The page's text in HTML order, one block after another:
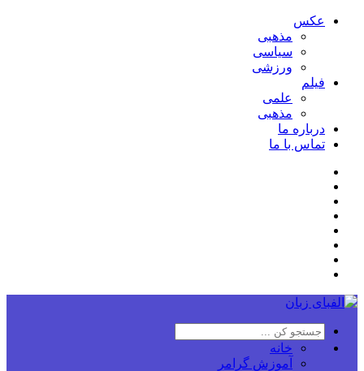
عکس
مذهبی
سیاسی
ورزشی
فیلم
علمی
مذهبی
درباره ما
تماس با ما
خانه
آموزش گرامر